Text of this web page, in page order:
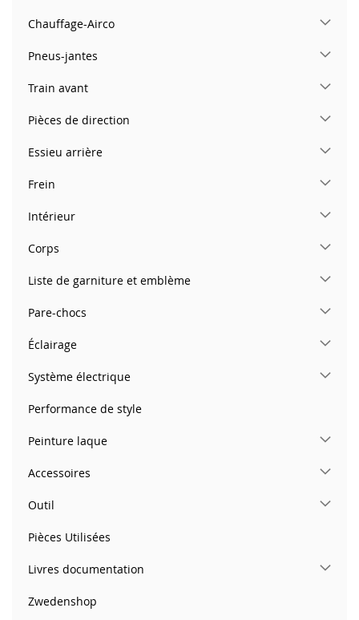
Chauffage-Airco
Pneus-jantes
Train avant
Pièces de direction
Essieu arrière
Frein
Intérieur
Corps
Liste de garniture et emblème
Pare-chocs
Éclairage
Système électrique
Performance de style
Peinture laque
Accessoires
Outil
Pièces Utilisées
Livres documentation
Zwedenshop